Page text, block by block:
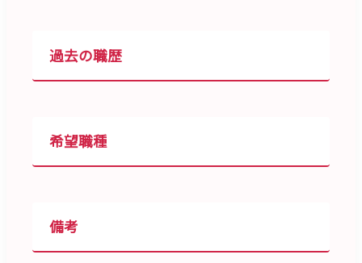
過去の職歴
希望職種
備考